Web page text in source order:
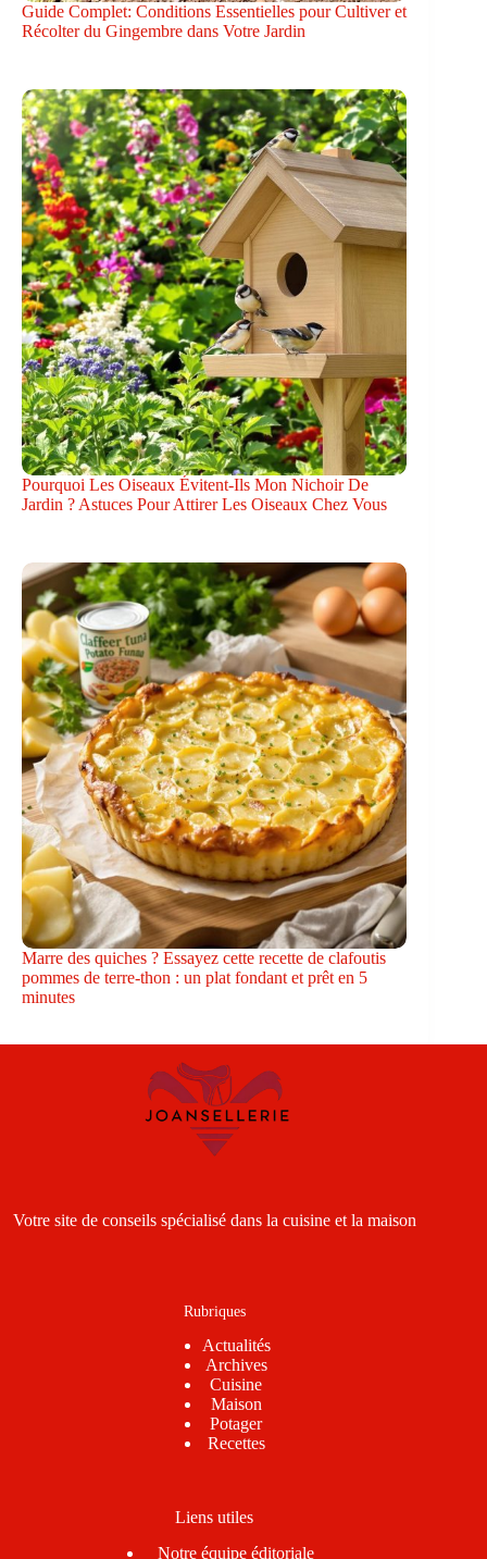
Guide Complet: Conditions Essentielles pour Cultiver et
Récolter du Gingembre dans Votre Jardin
Pourquoi Les Oiseaux Évitent-Ils Mon Nichoir De
Jardin ? Astuces Pour Attirer Les Oiseaux Chez Vous
Marre des quiches ? Essayez cette recette de clafoutis
pommes de terre-thon : un plat fondant et prêt en 5
minutes
Votre site de conseils spécialisé dans la cuisine et la maison
Rubriques
Actualités
Archives
Cuisine
Maison
Potager
Recettes
Liens utiles
Notre équipe éditoriale